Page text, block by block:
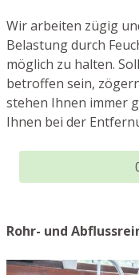
Wir arbeiten zügig
Belastung durch
möglich zu halten.
betroffen sein,
stehen Ihnen immer
Ihnen bei der
Rohr- und